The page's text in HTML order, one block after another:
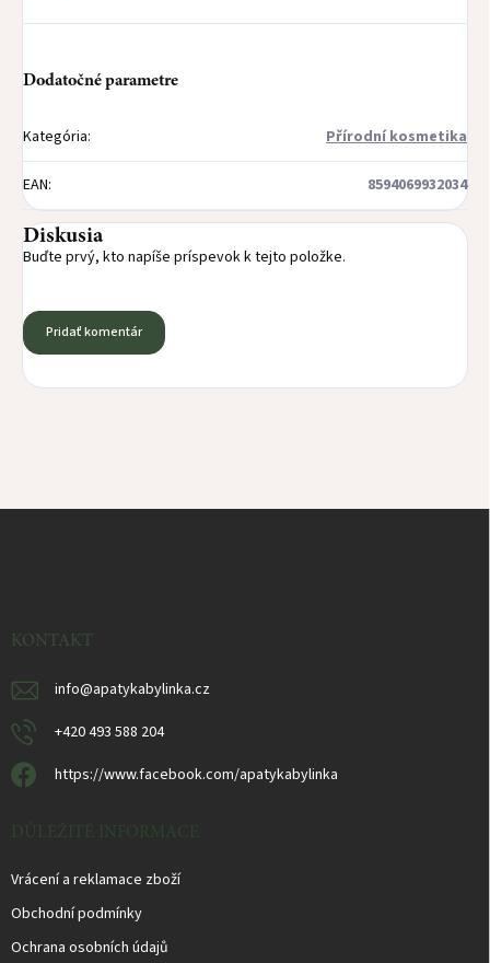
Dodatočné parametre
Kategória: Přírodní kosmetika
EAN: 8594069932034
Diskusia
Buďte prvý, kto napíše príspevok k tejto položke.
Pridať komentár
KONTAKT
info@apatykabylinka.cz
+420 493 588 204
https://www.facebook.com/apatykabylinka
DŮLEŽITÉ INFORMACE
Vrácení a reklamace zboží
Obchodní podmínky
Ochrana osobních údajů